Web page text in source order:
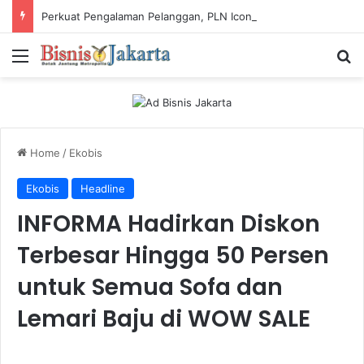
Menu
Home / Ekobis
Ekobis Headline
INFORMA Hadirkan Diskon
Terbesar Hingga 50 Persen
untuk Semua Sofa dan
Lemari Baju di WOW SALE